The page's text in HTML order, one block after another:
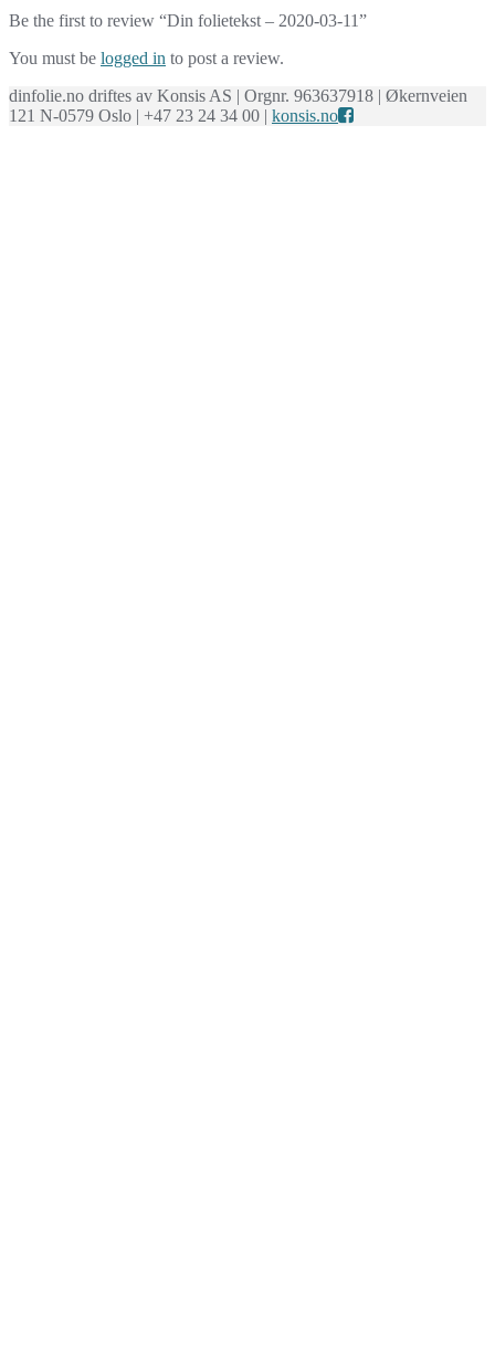
Be the first to review “Din folietekst – 2020-03-11”
You must be logged in to post a review.
dinfolie.no driftes av Konsis AS | Orgnr. 963637918 | Økernveien
121 N-0579 Oslo | +47 23 24 34 00 | konsis.no